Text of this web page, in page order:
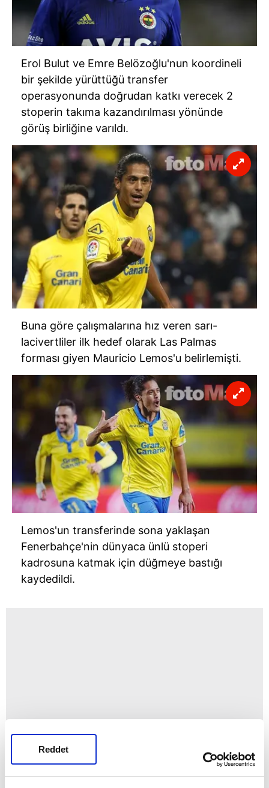
Reddet
Erol Bulut ve Emre Belözoğlu'nun koordineli
bir şekilde yürüttüğü transfer
operasyonunda doğrudan katkı verecek 2
stoperin takıma kazandırılması yönünde
görüş birliğine varıldı.
Buna göre çalışmalarına hız veren sarı-
lacivertliler ilk hedef olarak Las Palmas
forması giyen Mauricio Lemos'u belirlemişti.
Lemos'un transferinde sona yaklaşan
Fenerbahçe'nin dünyaca ünlü stoperi
kadrosuna katmak için düğmeye bastığı
kaydedildi.